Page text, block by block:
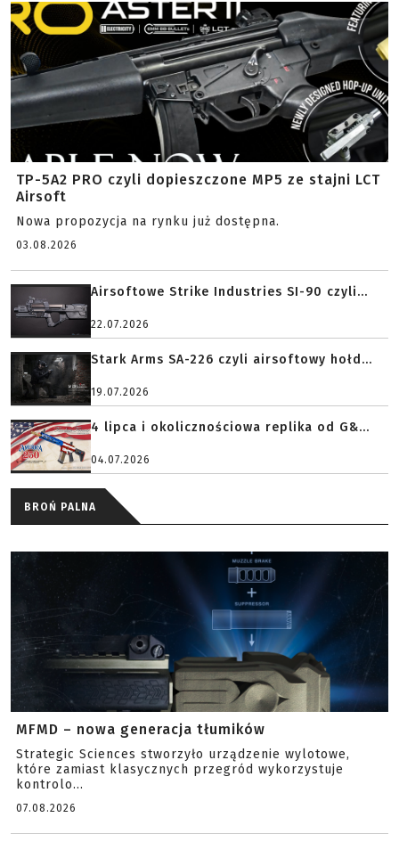
TP-5A2 PRO czyli dopieszczone MP5 ze stajni LCT
Airsoft
Nowa propozycja na rynku już dostępna.
03.08.2026
Airsoftowe Strike Industries SI-90 czyli...
22.07.2026
Stark Arms SA-226 czyli airsoftowy hołd...
19.07.2026
4 lipca i okolicznościowa replika od G&...
04.07.2026
BROŃ PALNA
MFMD – nowa generacja tłumików
Strategic Sciences stworzyło urządzenie wylotowe,
które zamiast klasycznych przegród wykorzystuje
kontrolo...
07.08.2026